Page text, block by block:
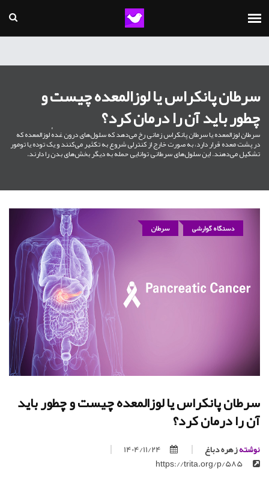
سرطان پانکراس یا لوزالمعده چیست و
چطور باید آن را درمان کرد؟
سرطان لوزالمعده یا سرطان پانکراس زمانی رخ می‌دهد که سلول‌های درون غدهٔ لوزالمعده که
در پشت معده قرار دارد، به صورت خارج از کنترلی شروع به تکثیر می‌کنند و یک توده یا تومور
تشکیل می‌دهند. این سلول‌های سرطانی توانایی حمله به دیگر بخش‌های بدن را دارند.
دستگاه گوارشی سرطان
سرطان پانکراس یا لوزالمعده چیست و چطور باید
آن را درمان کرد؟
نوشتهزهره دباغ
1404/11/24